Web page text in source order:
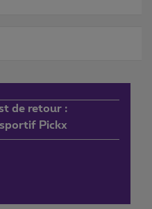
de retour :
Pickx